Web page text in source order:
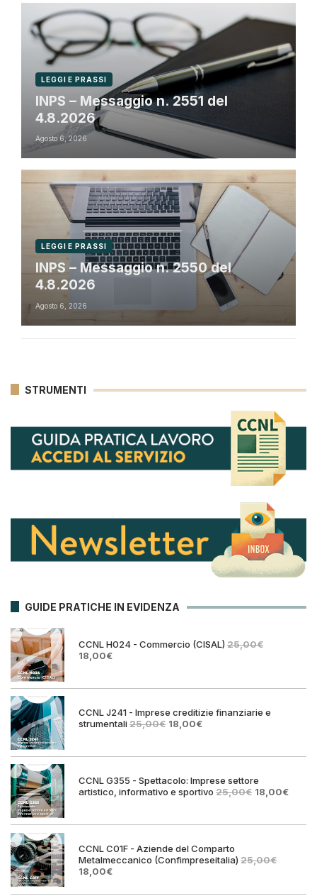
LEGGI E PRASSI
INPS – Messaggio n. 2551 del
4.8.2026
Agosto 6, 2026
LEGGI E PRASSI
INPS – Messaggio n. 2550 del
4.8.2026
Agosto 6, 2026
STRUMENTI
GUIDE PRATICHE IN EVIDENZA
CCNL H024 - Commercio (CISAL) 25,00€
Il
era:
18,00€Il
è:
CCNL J241 - Imprese creditizie finanziarie e
strumentali25,00€ Il
era:
18,00€Il
è:
CCNL G355 - Spettacolo: Imprese settore
artistico, informativo e sportivo 25,00€ Il
era:
18,00€Il
è:
CCNL C01F - Aziende del Comparto
Metalmeccanico (Confimpreseitalia) 25,00€
Il
originale
18,00€Il
attuale